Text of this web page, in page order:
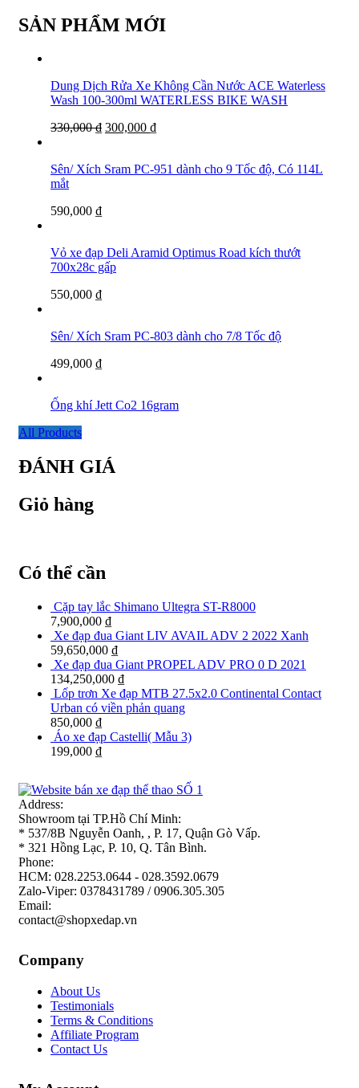
SẢN PHẨM MỚI
Dung Dịch Rửa Xe Không Cần Nước ACE Waterless
Wash 100-300ml WATERLESS BIKE WASH
330,000₫ 300,000 ₫
Sên/ Xích Sram PC-951 dành cho 9 Tốc độ, Có 114L
mắt
590,000 ₫
Vỏ xe đạp Deli Aramid Optimus Road kích thướt
700x28c gấp
550,000 ₫
Sên/ Xích Sram PC-803 dành cho 7/8 Tốc độ
499,000 ₫
Ống khí Jett Co2 16gram
All Products
ĐÁNH GIÁ
Giỏ hàng
Có thể cần
Cặp tay lắc Shimano Ultegra ST-R8000
7,900,000 ₫
Xe đạp đua Giant LIV AVAIL ADV 2 2022 Xanh
59,650,000 ₫
Xe đạp đua Giant PROPEL ADV PRO 0 D 2021
134,250,000 ₫
Lốp trơn Xe đạp MTB 27.5x2.0 Continental Contact
Urban có viền phản quang
850,000 ₫
Áo xe đạp Castelli( Mẫu 3)
199,000 ₫
Address:
Showroom tại TP.Hồ Chí Minh:
* 537/8B Nguyễn Oanh, , P. 17, Quận Gò Vấp.
* 321 Hồng Lạc, P. 10, Q. Tân Bình.
Phone:
HCM: 028.2253.0644 - 028.3592.0679
Zalo-Viper: 0378431789 / 0906.305.305
Email:
contact@shopxedap.vn
Company
About Us
Testimonials
Terms & Conditions
Affiliate Program
Contact Us